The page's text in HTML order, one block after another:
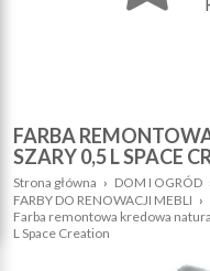
FARBA
SZARY 0,5 L SPACE
Strona główna › DOM I OGRÓD
FARBY DO RENOWACJI MEBLI ›
Farba remontowa kredowa
L Space Creation